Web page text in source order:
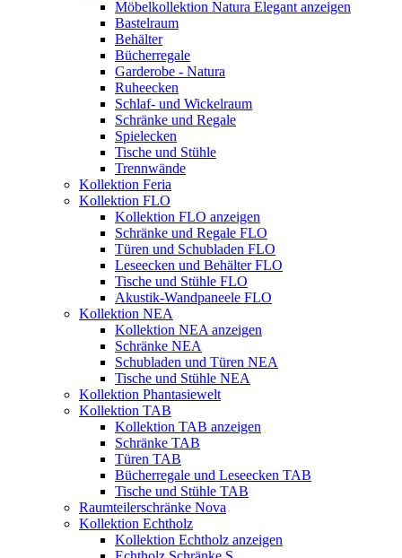
Möbelkollektion Natura Elegant anzeigen
Bastelraum
Behälter
Bücherregale
Garderobe - Natura
Ruheecken
Schlaf- und Wickelraum
Schränke und Regale
Spielecken
Tische und Stühle
Trennwände
Kollektion Feria
Kollektion FLO
Kollektion FLO anzeigen
Schränke und Regale FLO
Türen und Schubladen FLO
Leseecken und Behälter FLO
Tische und Stühle FLO
Akustik-Wandpaneele FLO
Kollektion NEA
Kollektion NEA anzeigen
Schränke NEA
Schubladen und Türen NEA
Tische und Stühle NEA
Kollektion Phantasiewelt
Kollektion TAB
Kollektion TAB anzeigen
Schränke TAB
Türen TAB
Bücherregale und Leseecken TAB
Tische und Stühle TAB
Raumteilerschränke Nova
Kollektion Echtholz
Kollektion Echtholz anzeigen